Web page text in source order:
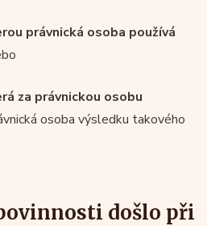
právnická osoba používá
za právnickou osobu
osoba výsledku takového
došlo při